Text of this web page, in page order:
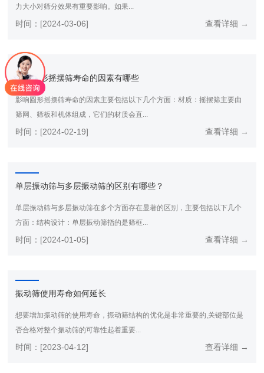
力大小对筛分效果有重要影响。如果...
查看详细 →
时间：[2024-03-06]
影响圆形摇摆筛寿命的因素有哪些
影响圆形摇摆筛寿命的因素主要包括以下几个方面：材质：摇摆筛主要由
筛网、筛板和机体组成，它们的材质会直...
查看详细 →
时间：[2024-02-19]
单层振动筛与多层振动筛的区别有哪些？
单层振动筛与多层振动筛在多个方面存在显著的区别，主要包括以下几个
方面：结构设计：单层振动筛指的是筛框...
查看详细 →
时间：[2024-01-05]
振动筛使用寿命如何延长
想要增加振动筛的使用寿命，振动筛结构的优化是非常重要的,关键部位是
否合格对整个振动筛的可靠性起着重要...
查看详细 →
时间：[2023-04-12]